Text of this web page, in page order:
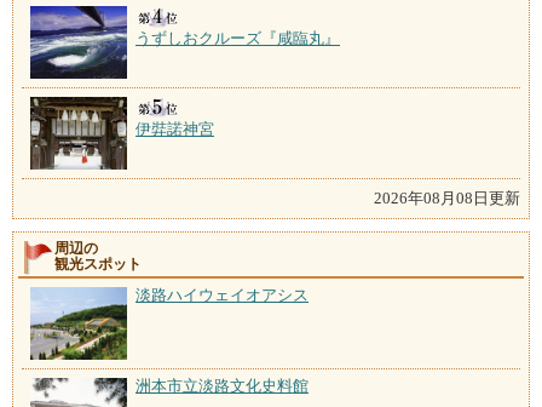
うずしおクルーズ『咸臨丸』
伊弉諾神宮
2026年08月08日更新
周辺の
観光スポット
淡路ハイウェイオアシス
洲本市立淡路文化史料館